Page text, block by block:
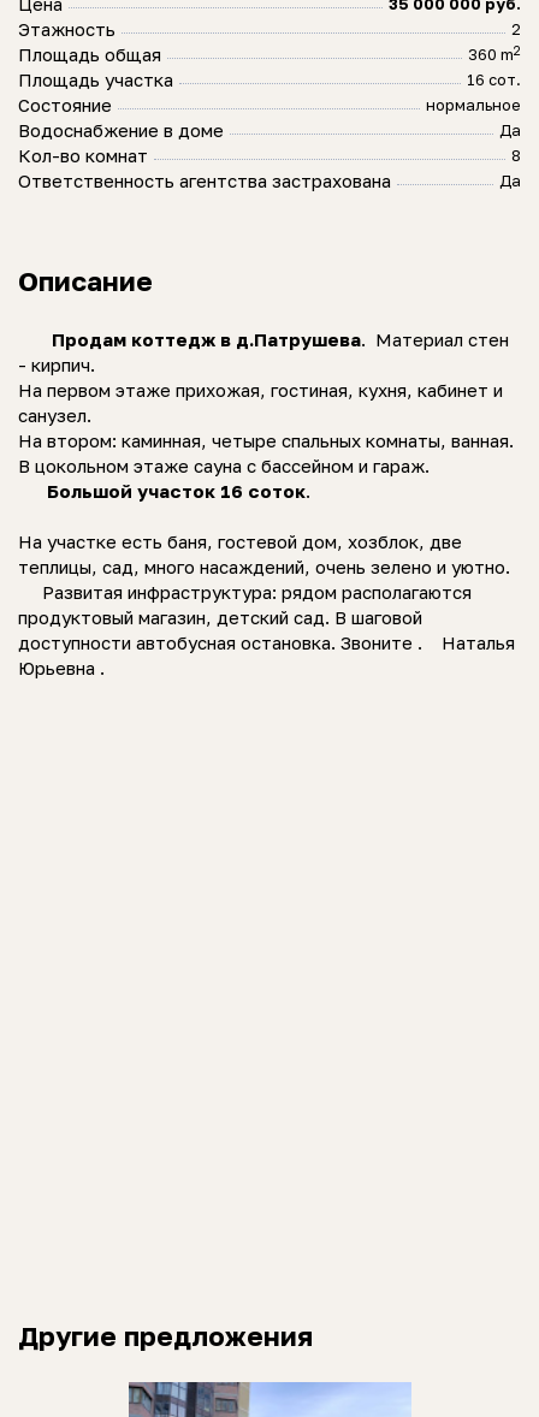
Этажность 2
Площадь общая 360 m2
Площадь участка 16 сот.
Состояние нормальное
Водоснабжение в доме Да
Кол-во комнат 8
Ответственность агентства застрахована Да
Описание
Продам коттедж в д.Патрушева . Материал стен
- кирпич.
На первом этаже прихожая, гостиная, кухня, кабинет и
санузел.
На втором: каминная, четыре спальных комнаты, ванная.
В цокольном этаже сауна с бассейном и гараж.
Большой участок 16 соток
На участке есть баня, гостевой дом, хозблок, две
теплицы, сад, много насаждений, очень зелено и уютно.
Развитая инфраструктура: рядом располагаются
продуктовый магазин, детский сад. В шаговой
доступности автобусная остановка. Звоните . Наталья
Юрьевна .
Другие предложения